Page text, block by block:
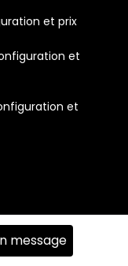
message
et prix
et
et